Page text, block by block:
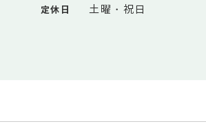
定休日 土曜・祝日